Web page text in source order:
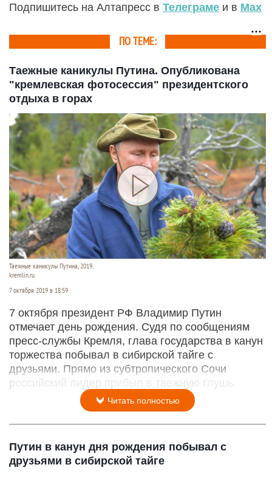
Подпишитесь на Алтапресс в Телеграме и в Max
ПО ТЕМЕ:
Таежные каникулы Путина. Опубликована
"кремлевская фотосессия" президентского
отдыха в горах
Таежные каникулы Путина, 2019.
kremlin.ru
7 октября 2019 в 18:59
7 октября президент РФ Владимир Путин
отмечает день рождения. Судя по сообщениям
пресс-службы Кремля, глава государства в канун
торжества побывал в сибирской тайге с
друзьями. Прямо из субтропического Сочи
российский лидер прибыл в таежную глушь.
Читать полностью
Путин в канун дня рождения побывал с
друзьями в сибирской тайге